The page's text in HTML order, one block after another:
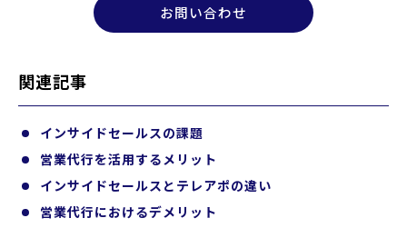
お問い合わせ
関連記事
インサイドセールスの課題
営業代行を活用するメリット
インサイドセールスとテレアポの違い
営業代行におけるデメリット